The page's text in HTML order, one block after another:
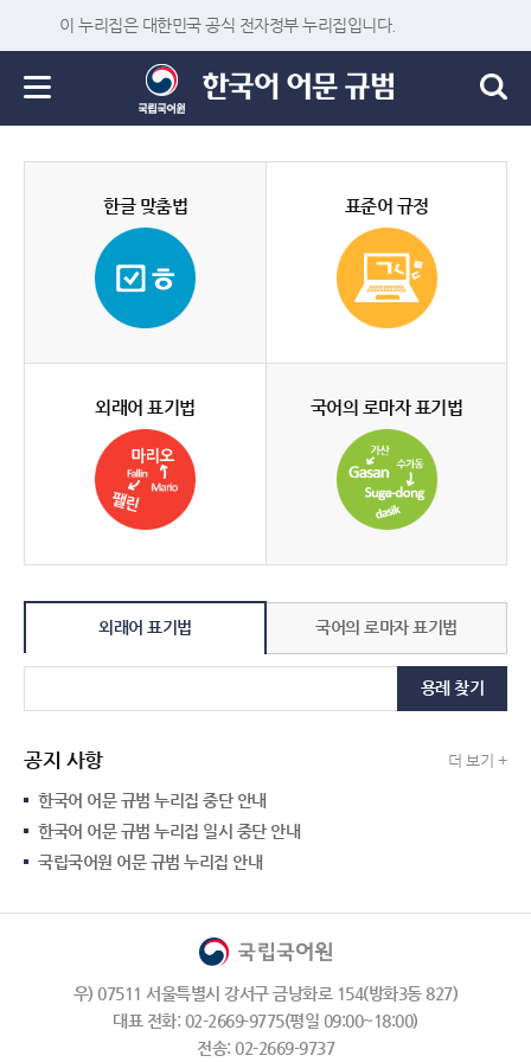
이 누리집은 대한민국 공식 전자정부 누리집입니다.
한글 맞춤법 표준어 규정
외래어 표기법 국어의 로마자 표기법
외래어 표기법 국어의 로마자 표기법
용례 찾기
공지 사항 더 보기 +
한국어 어문 규범 누리집 중단 안내
한국어 어문 규범 누리집 일시 중단 안내
국립국어원 어문 규범 누리집 안내
우) 07511 서울특별시 강서구 금낭화로 154(방화3동 827)
대표 전화: 02-2669-9775(평일 09:00~18:00)
전송: 02-2669-9737